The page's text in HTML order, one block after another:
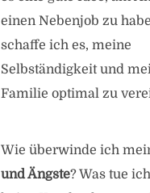
einen Nebenjob zu
schaffe ich es, meine
Selbständigkeit und
Familie optimal zu
Wie überwinde ich
und Ängste? Was tue